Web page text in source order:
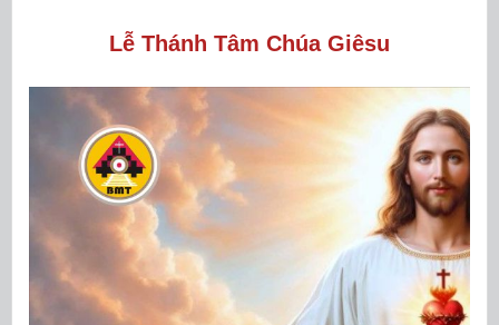
Lễ Thánh Tâm Chúa Giêsu